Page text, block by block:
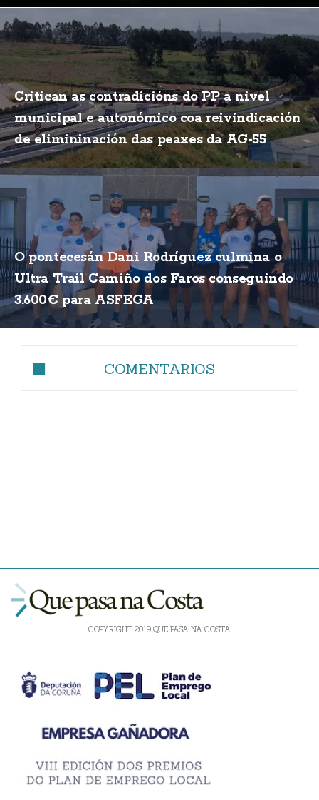
Critican as contradicións do PP a nivel
municipal e autonómico coa reivindicación
de elimininación das peaxes da AG-55
O pontecesán Dani Rodríguez culmina o
Ultra Trail Camiño dos Faros conseguindo
3.600€ para ASFEGA
COMENTARIOS
COPYRIGHT 2019 QUE PASA NA COSTA